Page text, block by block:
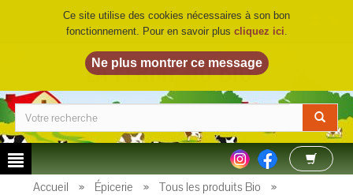
LA FERME DU BIO©
Accueil » Épicerie » Tous les produits Bio
»
Ce site utilise des cookies nécessaires à son bon
fonctionnement. Pour en savoir plus cliquez ici.